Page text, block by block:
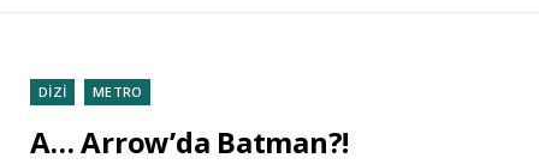
DİZİ METRO
A… Arrow’da Batman?!